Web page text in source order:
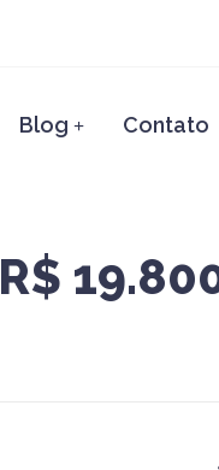
Blog + Contato
R$